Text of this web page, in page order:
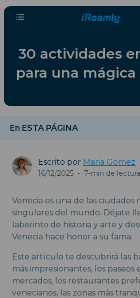
30 actividades
para una mágica
En ESTA PÁGINA
Escrito por Maria Gomez
16/12/2025 • 7-min de lectura
Venecia es una de las ciudades
singulares del mundo. Déjate
laberinto de historia y arte y
Venecia hace honor a su fama.
Este artículo te descubrirá las
más impresionantes, los paseos
mercados, los restaurantes
venecianos, las zonas más